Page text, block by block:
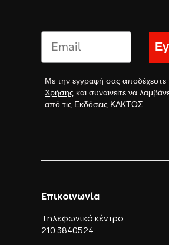
Με την εγγραφή σας
Χρήσης και συναινείτε να
από τις Εκδόσεις ΚΑΚΤΟΣ.
Επικοινωνία
Τηλεφωνικό κέντρο
210 3840524